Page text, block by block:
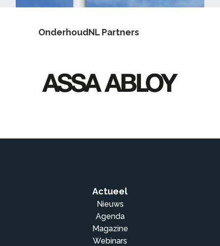
OnderhoudNL Partners
Actueel
Nieuws
Agenda
Magazine
Webinars